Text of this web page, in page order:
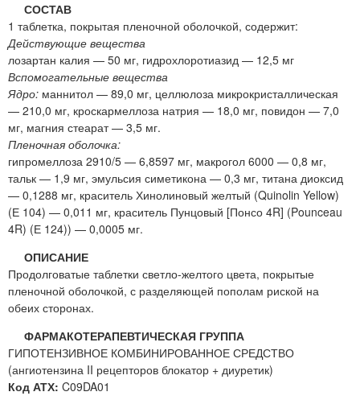
СОСТАВ
1 таблетка, покрытая пленочной оболочкой, содержит:
Действующие вещества
лозартан калия — 50 мг, гидрохлоротиазид — 12,5 мг
Вспомогательные вещества
Ядро: маннитол — 89,0 мг, целлюлоза микрокристаллическая
— 210,0 мг, кроскармеллоза натрия — 18,0 мг, повидон — 7,0
мг, магния стеарат — 3,5 мг.
Пленочная оболочка:
гипромеллоза 2910/5 — 6,8597 мг, макрогол 6000 — 0,8 мг,
тальк — 1,9 мг, эмульсия симетикона — 0,3 мг, титана диоксид
— 0,1288 мг, краситель Хинолиновый желтый (Quinolin Yellow)
(Е 104) — 0,011 мг, краситель Пунцовый [Понсо 4R] (Pounceau
4R) (Е 124)) — 0,0005 мг.
ОПИСАНИЕ
Продолговатые таблетки светло-желтого цвета, покрытые
пленочной оболочкой, с разделяющей пополам риской на
обеих сторонах.
ФАРМАКОТЕРАПЕВТИЧЕСКАЯ ГРУППА
ГИПОТЕНЗИВНОЕ КОМБИНИРОВАННОЕ СРЕДСТВО
(ангиотензина II рецепторов блокатор + диуретик)
Код АТХ: C09DA01